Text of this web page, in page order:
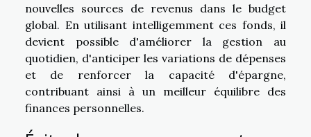
nouvelles sources de revenus dans le budget
global. En utilisant intelligemment ces fonds, il
devient possible d'améliorer la gestion au
quotidien, d'anticiper les variations de dépenses
et de renforcer la capacité d'épargne,
contribuant ainsi à un meilleur équilibre des
finances personnelles.